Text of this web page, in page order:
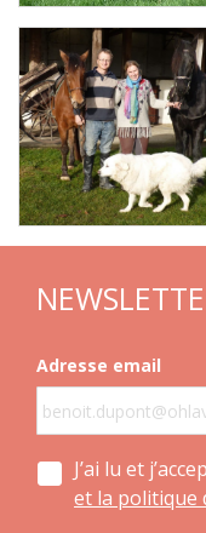
Adresse email
J’ai lu et
et la politique